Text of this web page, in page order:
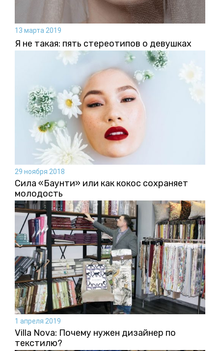
13 марта 2019
Я не такая: пять стереотипов о девушках
29 ноября 2018
Сила «Баунти» или как кокос сохраняет
молодость
1 апреля 2019
Villa Nova: Почему нужен дизайнер по
текстилю?